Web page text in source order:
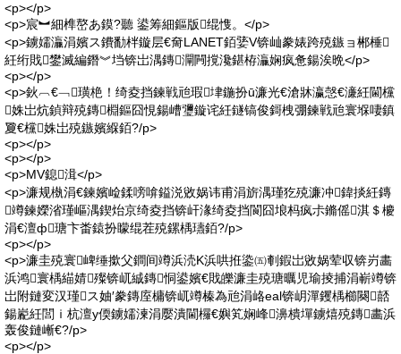
<p></p>
<p>宸︼細榫嶅あ鏌?聽 鍙筹細鏂版绲愯。</p>
<p>鐪嬬灜涓嬪ス鐨勫柈鏇层€奝LANET銆婱V锛屾豢婊跨殑鏃ョ郴棰
紝绗戝鐢滅編鐕︾垱锛岀湡鏄灛闁撹瀺鍖栫灜娴疯惫鍚涘晩</p>
<p></p>
<p>鈥︹€﹁璜栬！绮夌挡鍊戦兘瑕垏鍦扮ū濂光€滄牀瀛愨€濓紝閫欓
姝岀炕鍞辩殑鏄棩鏂囧悓鍚嶆瓕鏇诧紝鐩镐俊鎶栧弸鍊戦兘寰堢啛鎮
夐€欓姝岀殑鏃嬪緥銆?/p>
<p></p>
<p></p>
<p>MV鎴湒</p>
<p>濂规槸涓€鍊嬪崄鍒嗙啽鎰涚敓娲讳甫涓旂湡瑾犵殑濂冲鍏掞紝鏄
竴鍊嬫渻瑾嶇湡鍥炲京绮夌挡锛屽湪绮夌挡閬囧埌杩疯尗鏅傜淇＄櫦
涓€澶ф瑭卞畨鎱扮矇绲茬殑鏍楀瓙銆?/p>
<p></p>
<p>濂圭殑寰崥缍撳父鐧间竴浜涜Κ浜哄拰鍌㈤剦鍜岀敓娲荤収锛岃畵
浜鸿寰楀緢婧殩锛屼絾鏄恫鍙嬪€戝皪濂圭殑瑭曞児瑜掕捕涓嶄竴锛
岀附鏈変汉瑾ス妯′豢鏄庢槦锛屼竴榛為兘涓峈eal锛岄潬钁楀櫛闋嚭
鍚嶏紝閭ｉ杭澶у偄鐪嬬湅涓嬮潰閫欏€嬩笂娴峰濞樻墠鐪熺殑鏄畵浜
轰俊鏈嶃€?/p>
<p></p>